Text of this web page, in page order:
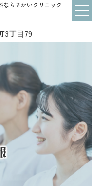
ならさかいクリニック
3丁⽬79